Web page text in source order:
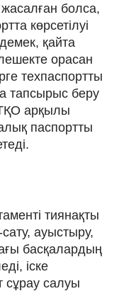
болса,
көрсетілуі
қайта
орасан
техпаспортты
тапсырыс беру
арқылы
паспортты
тиянақты
ауыстыру,
басқалардың
іске
сұрау салуы